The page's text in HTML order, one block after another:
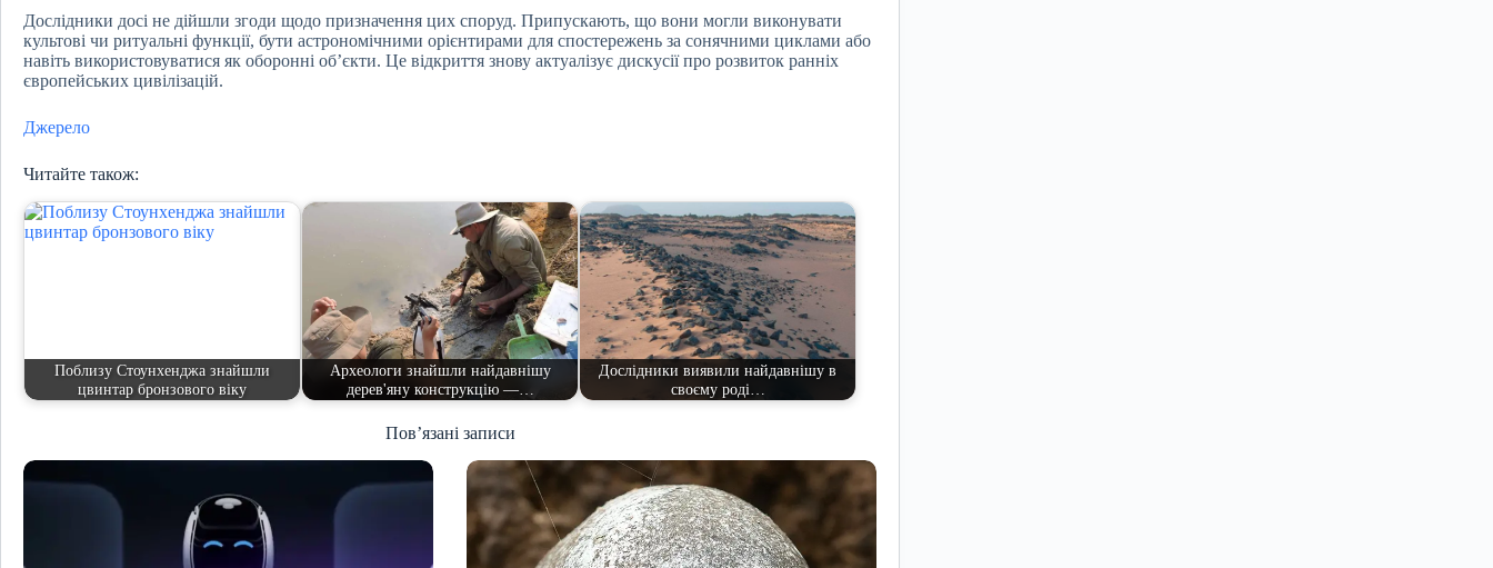
Дослідники досі не дійшли згоди щодо призначення цих споруд. Припускають, що вони могли виконувати
культові чи ритуальні функції, бути астрономічними орієнтирами для спостережень за сонячними циклами або
навіть використовуватися як оборонні об’єкти. Це відкриття знову актуалізує дискусії про розвиток ранніх
європейських цивілізацій.
Джерело
Читайте також:
Поблизу Стоунхенджа знайшли
цвинтар бронзового віку
Археологи знайшли найдавнішу
дерев'яну конструкцію —…
Дослідники виявили найдавнішу в
своєму роді…
Пов’язані записи